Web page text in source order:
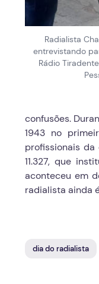
Radialista
entrevistando
Rádio
confusões.
1943 no
profissionais
11.327, que
aconteceu em
radialista ainda
dia do radialista